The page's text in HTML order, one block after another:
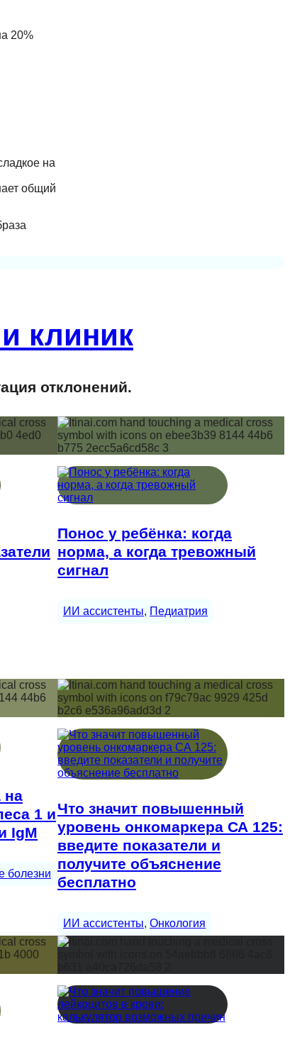
20%
на
общий
клиник
отклонений.
Понос у ребёнка: когда
норма, а когда тревожный
сигнал
ИИ ассистенты, Педиатрия
на
1 и
IgM
болезни
Что значит повышенный
уровень онкомаркера СА 125:
введите показатели и
получите объяснение
бесплатно
ИИ ассистенты, Онкология